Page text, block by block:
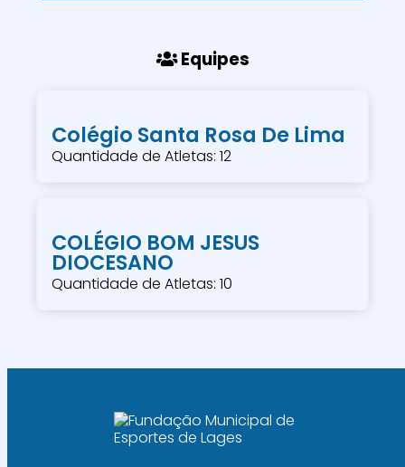
Equipes
Colégio Santa Rosa De Lima
Quantidade de Atletas: 12
COLÉGIO BOM JESUS
DIOCESANO
Quantidade de Atletas: 10